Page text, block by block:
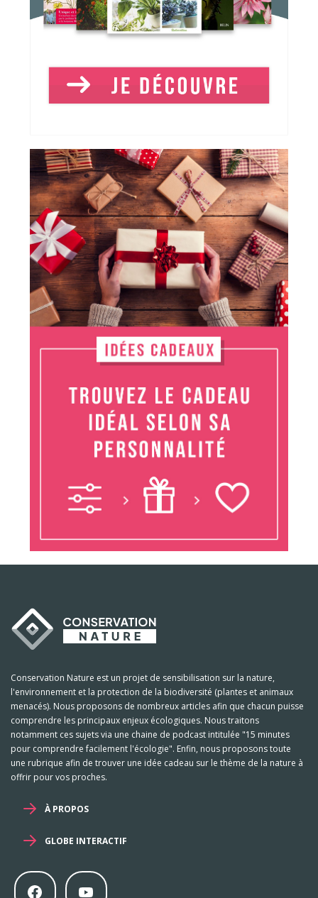
Conservation Nature est un projet de sensibilisation sur la nature,
l'environnement et la protection de la biodiversité (plantes et animaux
menacés). Nous proposons de nombreux articles afin que chacun puisse
comprendre les principaux enjeux écologiques. Nous traitons
notamment ces sujets via une chaine de podcast intitulée "15 minutes
pour comprendre facilement l'écologie". Enfin, nous proposons toute
une rubrique afin de trouver une idée cadeau sur le thème de la nature à
offrir pour vos proches.
À PROPOS
GLOBE INTERACTIF